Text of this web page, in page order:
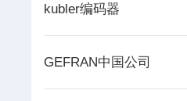
kubler编码器
GEFRAN中国公司